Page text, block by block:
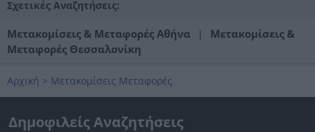
Σχετικές Αναζητήσεις:
Μετακομίσεις & Μεταφορές Αθήνα |
Μετακομίσεις &
Μεταφορές Θεσσαλονίκη
Αρχική > Μετακομίσεις Μεταφορές
Δημοφιλείς Αναζητήσεις